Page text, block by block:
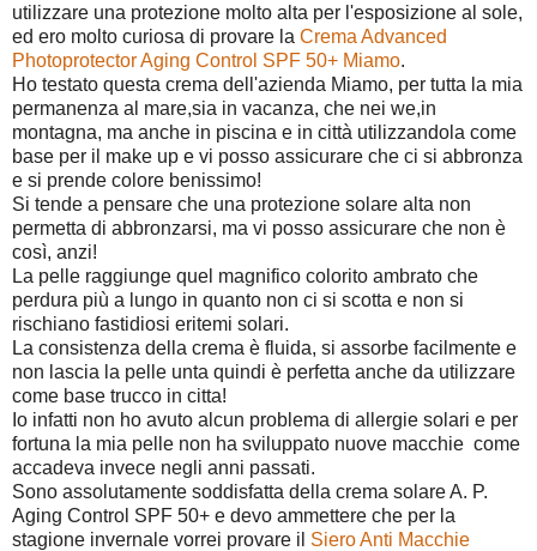
utilizzare una protezione molto alta per l'esposizione al sole,
ed ero molto curiosa di provare la Crema Advanced
Photoprotector Aging Control SPF 50+ Miamo.
Ho testato questa crema dell'azienda Miamo, per tutta la mia
permanenza al mare,sia in vacanza, che nei we,in
montagna, ma anche in piscina e in città utilizzandola come
base per il make up e vi posso assicurare che ci si abbronza
e si prende colore benissimo!
Si tende a pensare che una protezione solare alta non
permetta di abbronzarsi, ma vi posso assicurare che non è
così, anzi!
La pelle raggiunge quel magnifico colorito ambrato che
perdura più a lungo in quanto non ci si scotta e non si
rischiano fastidiosi eritemi solari.
La consistenza della crema è fluida, si assorbe facilmente e
non lascia la pelle unta quindi è perfetta anche da utilizzare
come base trucco in citta!
Io infatti non ho avuto alcun problema di allergie solari e per
fortuna la mia pelle non ha sviluppato nuove macchie come
accadeva invece negli anni passati.
Sono assolutamente soddisfatta della crema solare A. P.
Aging Control SPF 50+ e devo ammettere che per la
stagione invernale vorrei provare il Siero Anti Macchie